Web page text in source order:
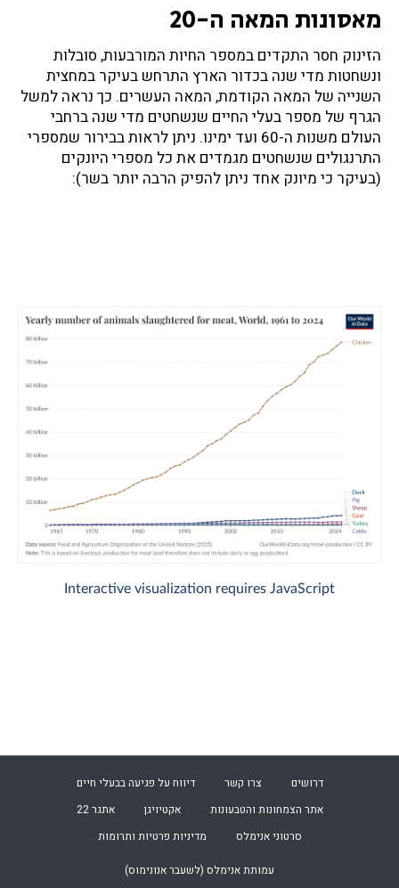
מאסונות המאה ה-20
הזינוק חסר התקדים במספר החיות המורבעות, סובלות
ונשחטות מדי שנה בכדור הארץ התרחש בעיקר במחצית
השנייה של המאה הקודמת, המאה העשרים. כך נראה למשל
הגרף של מספר בעלי החיים שנשחטים מדי שנה ברחבי
העולם משנות ה-60 ועד ימינו. ניתן לראות בבירור שמספרי
התרנגולים שנשחטים מגמדים את כל מספרי היונקים
(בעיקר כי מיונק אחד ניתן להפיק הרבה יותר בשר):
דרושים צרו קשר
דיווח על פגיעה בבעלי חיים
אתר הצמחונות והטבעונות
אקטיויגן
אתגר 22
סרטוני אנימלס
מדיניות פרטיות ותרומות
עמותתאנימלס (לשעבר אנונימוס)